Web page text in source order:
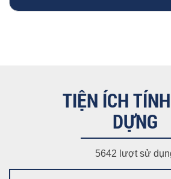
TIỆN ÍCH
DỰNG
5642 lượt sử